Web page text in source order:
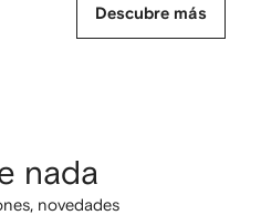
Descubre más
nada
novedades